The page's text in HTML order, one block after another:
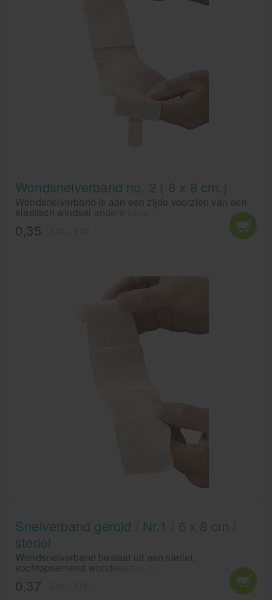
Wondsnelverband no. 2 ( 6 x 8 cm.)
Wondsnelverband is aan een zijde voorzien van een
elastisch windsel andere zijde voorzien van
hechtpleister. Wondkussen is voorzien van een niet
verklevend laagje! zacht en hyperallergeen.
0,35
Snelverband gerold / Nr.1 / 6 x 8 cm /
steriel
Wondsnelverband bestaat uit een steriel,
vochtopnemend wondkussen met aan de ene zijde
een lange en aan de andere zijde een korte elastische
hydrofiele zwachtel.
0,37